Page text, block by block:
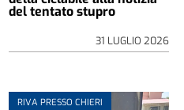
del tentato stupro
31 LUGLIO 2026
RIVA PRESSO CHIERI